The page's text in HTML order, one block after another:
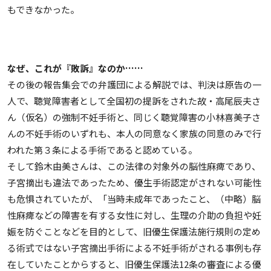
もできなかった。
なぜ、これが『敗訴』なのか……
その後の報告集会での弁護団による解説では、判決は原告の一
人で、聴覚障害者として全国初の提訴をされた故・高尾辰夫さ
ん（仮名）の強制不妊手術と、同じく聴覚障害の小林喜美子さ
んの不妊手術のいずれも、本人の同意なく家族の同意のみで行
われた第３条による手術であると認めている。
そして鈴木由美さんは、この法律の対象外の脳性麻痺であり、
子宮摘出も違法であったため、優生手術認定がされない可能性
も危惧されていたが、「当時未成年であったこと、（中略）脳
性麻痺などの障害を有する女性に対し、生理の介助の負担や妊
娠を防ぐことなどを目的として、旧優生保護法施行規則の定め
る術式ではない子宮摘出手術による不妊手術がされる事例も存
在していたことからすると、旧優生保護法12条の審査による優